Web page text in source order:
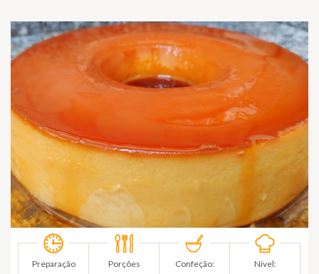
Preparação Porções Confeção: Nível: